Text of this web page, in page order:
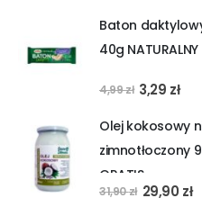
wynosiła:
15,99 zł.
Baton
40g
4,99zł Pierwotna
wynosiła:
4,99 zł.
3,29 zł
3,29
Olej kokosowy
zimnotłoczony
GRATIS
31,90zł Pierwotna
29,90 zł